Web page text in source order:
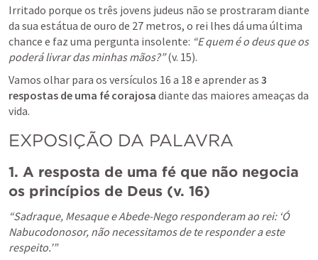
Irritado porque os três jovens judeus não se prostraram diante
da sua estátua de ouro de 27 metros, o rei lhes dá uma última
chance e faz uma pergunta insolente: “E quem é o deus que os
poderá livrar das minhas mãos?” (v. 15).
Vamos olhar para os versículos 16 a 18 e aprender as 3
respostas de uma fé corajosa diante das maiores ameaças da
vida.
EXPOSIÇÃO DA PALAVRA
1. A resposta de uma fé que não negocia
os princípios de Deus (v. 16)
“Sadraque, Mesaque e Abede-Nego responderam ao rei: ‘Ó
Nabucodonosor, não necessitamos de te responder a este
respeito.’”